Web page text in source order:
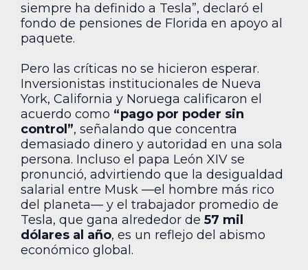
siempre ha definido a Tesla”, declaró el
fondo de pensiones de Florida en apoyo al
paquete.
Pero las críticas no se hicieron esperar.
Inversionistas institucionales de Nueva
York, California y Noruega calificaron el
acuerdo como “pago por poder sin
control”, señalando que concentra
demasiado dinero y autoridad en una sola
persona. Incluso el papa León XIV se
pronunció, advirtiendo que la desigualdad
salarial entre Musk —el hombre más rico
del planeta— y el trabajador promedio de
Tesla, que gana alrededor de 57 mil
dólares al año, es un reflejo del abismo
económico global.